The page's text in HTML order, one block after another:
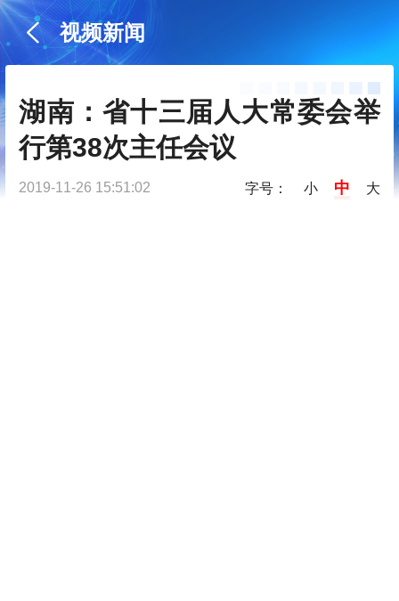
视频新闻
湖南：省十三届人大常委会举
行第38次主任会议
2019-11-26 15:51:02 字号： 小 中 大